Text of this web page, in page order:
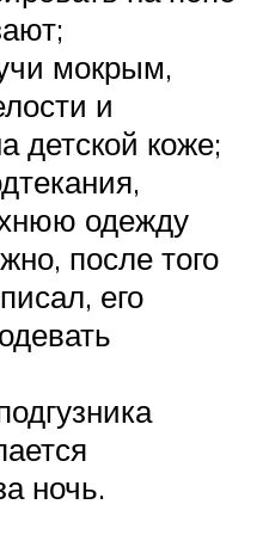
мокрым,
и
детской коже;
одежду
после того
его
ночь.